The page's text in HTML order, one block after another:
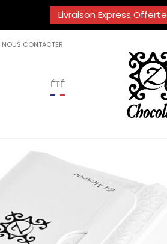
Livraison Express Offerte
NOUS CONTACTER
ÉTÉ